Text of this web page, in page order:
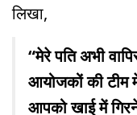
लिखा,
“मेरे पति अभी
आयोजकों की टीम
आपको खाई में